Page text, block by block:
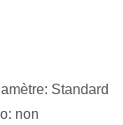
Standard
non